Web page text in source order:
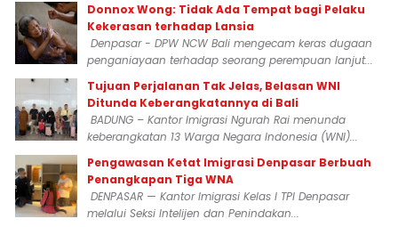
Donnox Wong: Tidak Ada Tempat bagi Pelaku
Kekerasan terhadap Lansia
Denpasar - DPW NCW Bali mengecam keras dugaan
penganiayaan terhadap seorang perempuan lanjut...
Tujuan Perjalanan Tak Jelas, Belasan WNI
Ditunda Keberangkatannya di Bali
BADUNG – Kantor Imigrasi Ngurah Rai menunda
keberangkatan 13 Warga Negara Indonesia (WNI)...
Pengawasan Ketat Imigrasi Denpasar Berbuah
Penangkapan Tiga WNA
DENPASAR — Kantor Imigrasi Kelas I TPI Denpasar
melalui Seksi Intelijen dan Penindakan...